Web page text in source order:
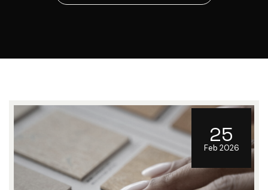
25
Feb 2026